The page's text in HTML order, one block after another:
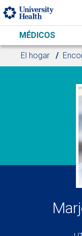
Skip to main content
MÉDICOS
El hogar